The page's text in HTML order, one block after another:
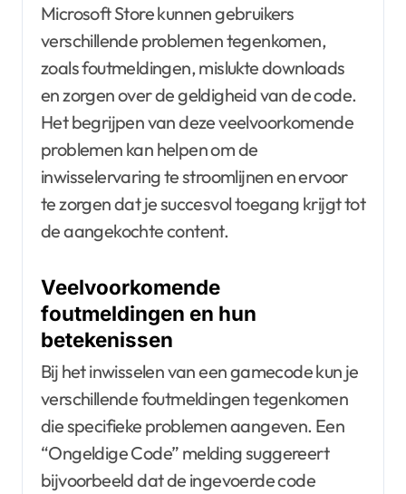
Microsoft Store kunnen gebruikers
verschillende problemen tegenkomen,
zoals foutmeldingen, mislukte downloads
en zorgen over de geldigheid van de code.
Het begrijpen van deze veelvoorkomende
problemen kan helpen om de
inwisselervaring te stroomlijnen en ervoor
te zorgen dat je succesvol toegang krijgt tot
de aangekochte content.
Veelvoorkomende
foutmeldingen en hun
betekenissen
Bij het inwisselen van een gamecode kun je
verschillende foutmeldingen tegenkomen
die specifieke problemen aangeven. Een
“Ongeldige Code” melding suggereert
bijvoorbeeld dat de ingevoerde code